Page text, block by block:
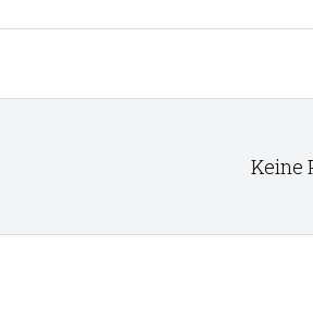
Keine